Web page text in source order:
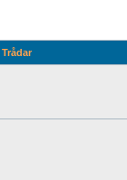
Trådar